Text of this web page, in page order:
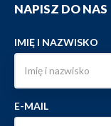
NAPISZ DO NAS
IMIĘ I NAZWISKO
E-MAIL